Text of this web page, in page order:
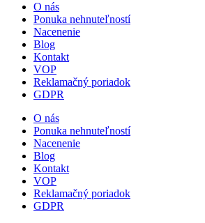
O nás
Ponuka nehnuteľností
Nacenenie
Blog
Kontakt
VOP
Reklamačný poriadok
GDPR
O nás
Ponuka nehnuteľností
Nacenenie
Blog
Kontakt
VOP
Reklamačný poriadok
GDPR